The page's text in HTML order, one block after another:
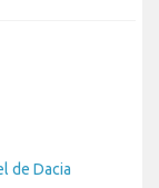
de Dacia